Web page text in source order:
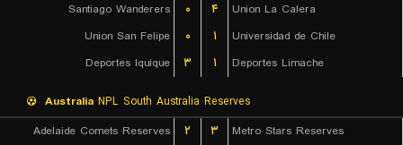
Santiago Wanderers
۰ ۴
Union La Calera
Union San Felipe
۰ ۱
Universidad de Chile
Deportes Iquique
۳ ۱ Deportes Limache
Australia NPL South Australia Reserves
Adelaide Comets Reserves
۲ ۳ Metro Stars Reserves